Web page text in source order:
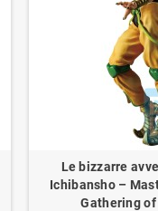
Le bizzarre
Ichibansho –
Gathering